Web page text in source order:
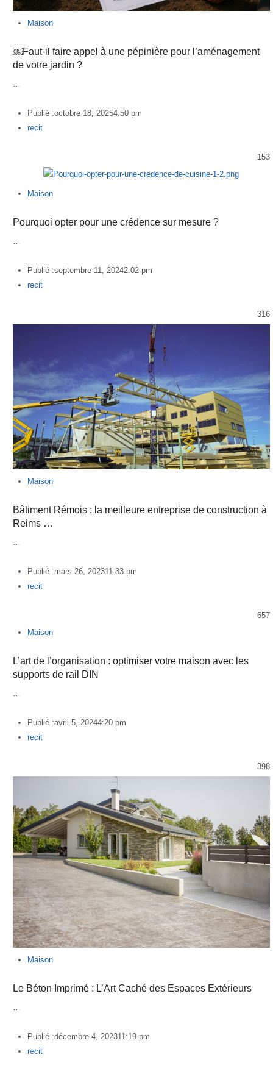
Maison
￼Faut-il faire appel à une pépinière pour l’aménagement
de votre jardin ?
…
Publié :octobre 18, 20254:50 pm
Author
recit
153
Maison
Pourquoi opter pour une crédence sur mesure ?
…
Publié :septembre 11, 20242:02 pm
Author
recit
316
Maison
Bâtiment Rémois : la meilleure entreprise de construction à
Reims …
Publié :mars 26, 202311:33 pm
Author
recit
657
Maison
L’art de l’organisation : optimiser votre maison avec les
supports de rail DIN
Publié :avril 5, 20244:20 pm
Author
recit
398
Maison
Le Béton Imprimé : L’Art Caché des Espaces Extérieurs
…
Publié :décembre 4, 202311:19 pm
Author
recit